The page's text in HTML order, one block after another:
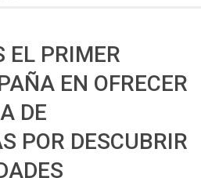
EL PRIMER
EN OFRECER
DE
POR DESCUBRIR